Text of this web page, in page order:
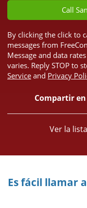
Call
By clicking the click to
messages from
Message and data
varies. Reply STOP to
Service and Privacy
Compartir
Ver la
Es fácil llamar